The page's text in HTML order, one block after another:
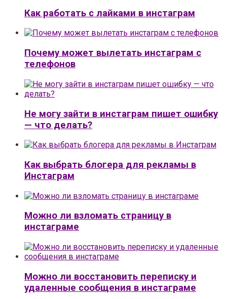
Как работать с лайками в инстаграм
Почему может вылетать инстаграм с
телефонов
Не могу зайти в инстаграм пишет ошибку
— что делать?
Как выбрать блогера для рекламы в
Инстаграм
Можно ли взломать страницу в
инстаграме
Можно ли восстановить переписку и
удаленные сообщения в инстаграме